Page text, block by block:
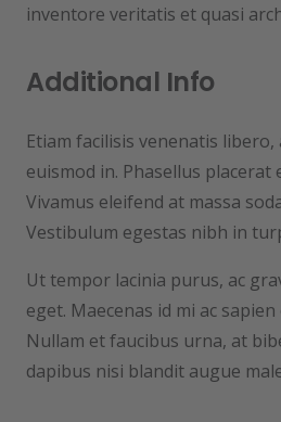
inventore veritatis et quasi
Additional Info
Etiam facilisis venenatis
euismod in. Phasellus placerat
Vivamus eleifend at massa
Vestibulum egestas nibh in
Ut tempor lacinia purus, ac
eget. Maecenas id mi ac
Nullam et faucibus urna, at
dapibus nisi blandit augue